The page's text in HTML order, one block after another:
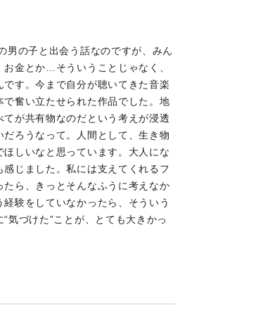
男の子と出会う話なのですが、みん
金とか…そういうことじゃなく、
です。今まで自分が聴いてきた音楽
奮い立たせられた作品でした。地
が共有物なのだという考えが浸透
ろうなって。人間として、生き物
しいなと思っています。大人にな
じました。私には支えてくれるフ
ら、きっとそんなふうに考えなか
験をしていなかったら、そういう
気づけた”ことが、とても大きかっ